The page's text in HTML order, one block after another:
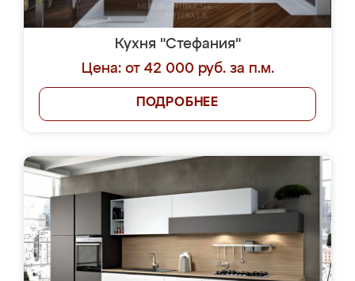
Кухня "Стефания"
Цена: от 42 000 руб. за п.м.
ПОДРОБНЕЕ